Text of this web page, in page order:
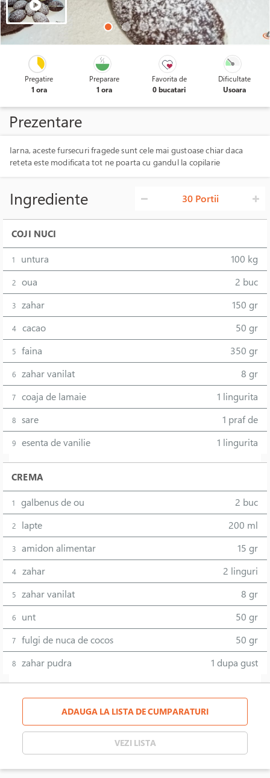
Pregatire
1 ora
Preparare
1 ora
Favorita de
0 bucatari
Dificultate
Usoara
Prezentare
Iarna, aceste fursecuri fragede sunt cele mai gustoase chiar daca
reteta este modificata tot ne poarta cu gandul la copilarie
Ingrediente 30 Portii
COJI NUCI
1 untura 100 kg
2 oua 2 buc
3 zahar 150 gr
4 cacao 50 gr
5 faina 350 gr
6 zahar vanilat 8 gr
7 coaja de lamaie 1 lingurita
8 sare 1 praf de
9 esenta de vanilie 1 lingurita
CREMA
1 galbenus de ou 2 buc
2 lapte 200 ml
3 amidon alimentar 15 gr
4 zahar 2 linguri
5 zahar vanilat 8 gr
6 unt 50 gr
7 fulgi de nuca de cocos 50 gr
8 zahar pudra 1 dupa gust
ADAUGA LA LISTA DE CUMPARATURI
VEZI LISTA